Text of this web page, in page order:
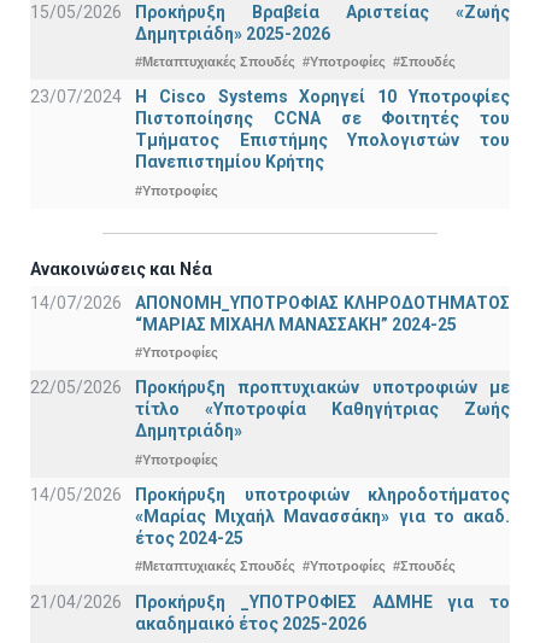
15/05/2026
Προκήρυξη Βραβεία Αριστείας «Ζωής
Δημητριάδη» 2025-2026
#Μεταπτυχιακές Σπουδές #Υποτροφίες #Σπουδές
23/07/2024
Η Cisco Systems Χορηγεί 10 Υποτροφίες
Πιστοποίησης CCNA σε Φοιτητές του
Τμήματος Επιστήμης Υπολογιστών του
Πανεπιστημίου Κρήτης
#Υποτροφίες
Ανακοινώσεις και Νέα
14/07/2026
ΑΠΟΝΟΜΗ_ΥΠΟΤΡΟΦΙΑΣ ΚΛΗΡΟΔΟΤΗΜΑΤΟΣ
“ΜΑΡΙΑΣ ΜΙΧΑΗΛ ΜΑΝΑΣΣΑΚΗ” 2024-25
#Υποτροφίες
22/05/2026
Προκήρυξη προπτυχιακών υποτροφιών με
τίτλο «Υποτροφία Καθηγήτριας Ζωής
Δημητριάδη»
#Υποτροφίες
14/05/2026
Προκήρυξη υποτροφιών κληροδοτήματος
«Μαρίας Μιχαήλ Μανασσάκη» για το ακαδ.
έτος 2024-25
#Μεταπτυχιακές Σπουδές #Υποτροφίες #Σπουδές
21/04/2026
Προκήρυξη _ΥΠΟΤΡΟΦΙΕΣ ΑΔΜΗΕ για το
ακαδημαικό έτος 2025-2026